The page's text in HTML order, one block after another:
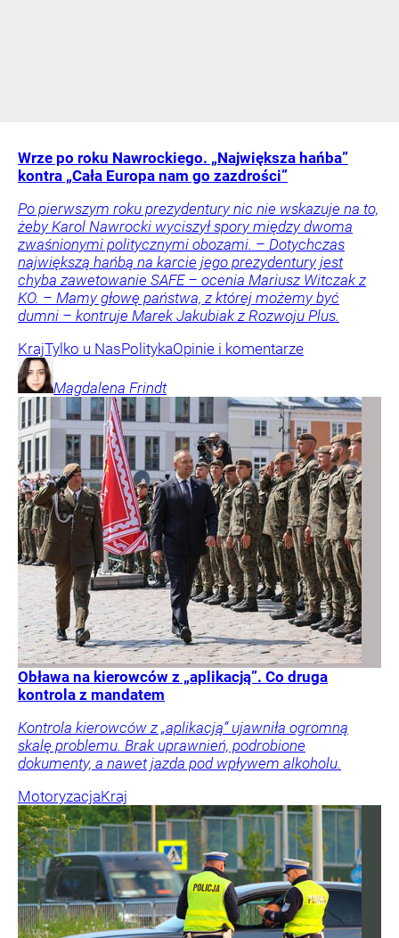
Wrze po roku Nawrockiego. „Największa hańba”
kontra „Cała Europa nam go zazdrości”
Po pierwszym roku prezydentury nic nie wskazuje na to,
żeby Karol Nawrocki wyciszył spory między dwoma
zwaśnionymi politycznymi obozami. – Dotychczas
największą hańbą na karcie jego prezydentury jest
chyba zawetowanie SAFE – ocenia Mariusz Witczak z
KO. – Mamy głowę państwa, z której możemy być
dumni – kontruje Marek Jakubiak z Rozwoju Plus.
KrajTylko u NasPolitykaOpinie i komentarze
Magdalena Frindt
Obława na kierowców z „aplikacją”. Co druga
kontrola z mandatem
Kontrola kierowców z „aplikacją” ujawniła ogromną
skalę problemu. Brak uprawnień, podrobione
dokumenty, a nawet jazda pod wpływem alkoholu.
MotoryzacjaKraj